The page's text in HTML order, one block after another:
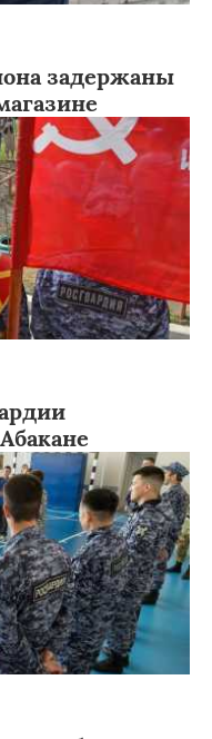
задержаны